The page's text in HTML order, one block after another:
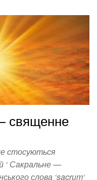
священне
стосуються
‘ Сакральне —
слова ‘sacrum‘